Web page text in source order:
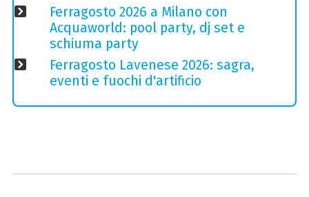
Ferragosto 2026 a Milano con
Acquaworld: pool party, dj set e
schiuma party
Ferragosto Lavenese 2026: sagra,
eventi e fuochi d'artificio